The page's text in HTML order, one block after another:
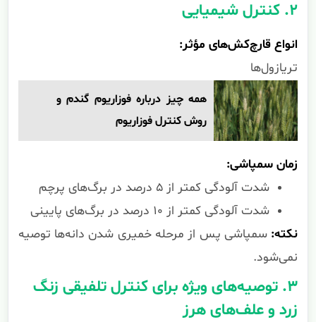
۲. کنترل شیمیایی
انواع قارچ‌کش‌های مؤثر:
تریازول‌ها
همه چیز درباره فوزاریوم گندم و
روش کنترل فوزاریوم
زمان سمپاشی:
شدت آلودگی کمتر از ۵ درصد در برگ‌های پرچم
شدت آلودگی کمتر از ۱۰ درصد در برگ‌های پایینی
نکته: سمپاشی پس از مرحله خمیری شدن دانه‌ها توصیه
نمی‌شود.
۳. توصیه‌های ویژه برای کنترل تلفیقی زنگ
زرد و علف‌های هرز